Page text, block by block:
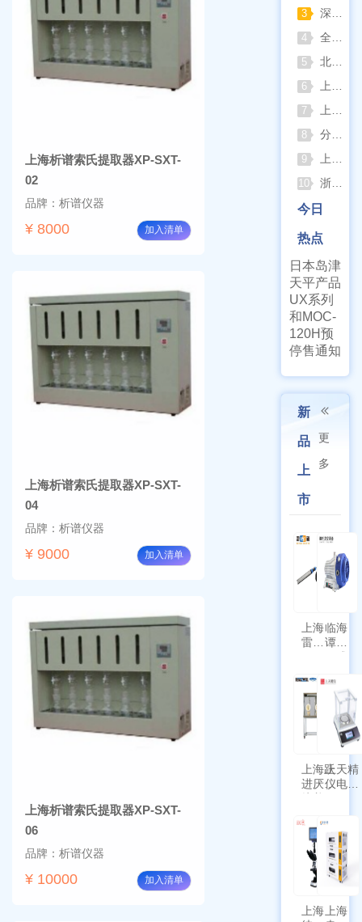
上海析谱索氏提取器XP-SXT-
02
品牌：析谱仪器
¥ 8000 加入清单
上海析谱索氏提取器XP-SXT-
04
品牌：析谱仪器
¥ 9000 加入清单
上海析谱索氏提取器XP-SXT-
06
品牌：析谱仪器
¥ 10000 加入清单
3 深那静音超声波清洗仪：科研洁净新标准，安静高效更安心
4 全自动凯氏定氮仪测定焦炭中氮 上海纤检助力焦化行业精准检测
5 北京六一电泳仪完整选型指南（分电泳槽 + 电源两大模块，按实验场景直接匹配）
6 上海仪电吸光光度法和荧光分析法的异同
7 上海佑科GC-7860系列网络化气相色谱仪
8 分清生物安全柜与洁净工作台 苏州安泰科普两类设备差异
9 上海申安灭菌器外排、内排与干燥功能全解析
10 浙江孚夏：打造合规可靠的实验室洁净装备
今日
热点
日本岛津
天平产品
UX系列
和MOC-
120H预
停售通知
新
品
上
市
更
多
上海
雷磁
符合
新国
标带
功能
临海
谭氏
干式
泵
SPL-
10
上海跃
进厌氧
培养箱
III-T
上天精
仪电子
带审计
追踪功
能
上海 上海